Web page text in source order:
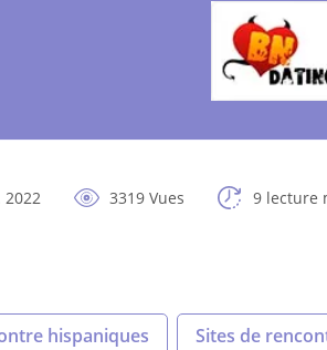
2022 3319 Vues 9 lecture
hispaniques Sites de